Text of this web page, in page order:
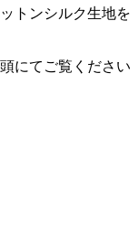
トンシルク生地を
にてご覧ください